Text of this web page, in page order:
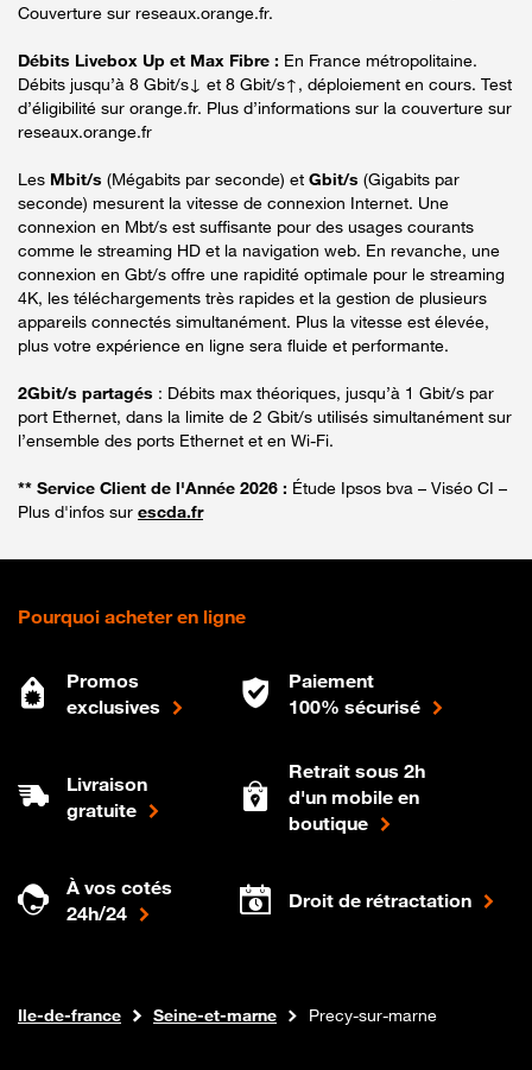
Couverture sur reseaux.orange.fr.
Débits Livebox Up et Max Fibre : En France métropolitaine.
Débits jusqu’à 8 Gbit/s↓ et 8 Gbit/s↑, déploiement en cours. Test
d’éligibilité sur orange.fr. Plus d’informations sur la couverture sur
reseaux.orange.fr
Les Mbit/s (Mégabits par seconde) et Gbit/s (Gigabits par
seconde) mesurent la vitesse de connexion Internet. Une
connexion en Mbt/s est suffisante pour des usages courants
comme le streaming HD et la navigation web. En revanche, une
connexion en Gbt/s offre une rapidité optimale pour le streaming
4K, les téléchargements très rapides et la gestion de plusieurs
appareils connectés simultanément. Plus la vitesse est élevée,
plus votre expérience en ligne sera fluide et performante.
2Gbit/s partagés : Débits max théoriques, jusqu’à 1 Gbit/s par
port Ethernet, dans la limite de 2 Gbit/s utilisés simultanément sur
l’ensemble des ports Ethernet et en Wi-Fi.
** Service Client de l'Année 2026 : Étude Ipsos bva – Viséo CI –
Plus d'infos sur escda.fr
Pourquoi acheter en ligne
Promos
exclusives
Paiement
100% sécurisé
Livraison
gratuite
Retrait sous 2h
d'un mobile en
boutique
À vos cotés
24h/24
Droit de rétractation
Boutique Orange
Internet fibre
Ile-de-france Seine-et-marne Precy-sur-marne